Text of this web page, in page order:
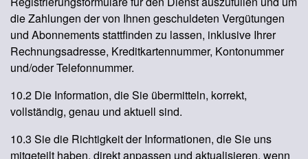
die Zahlungen der von Ihnen geschuldeten Vergütungen
und Abonnements stattfinden zu lassen, inklusive Ihrer
Rechnungsadresse, Kreditkartennummer, Kontonummer
und/oder Telefonnummer.
10.2 Die Information, die Sie übermitteln, korrekt,
vollständig, genau und aktuell sind.
10.3 Sie die Richtigkeit der Informationen, die Sie uns
mitgeteilt haben, direkt anpassen und aktualisieren, wenn